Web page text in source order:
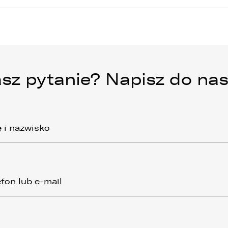
pytanie? Napisz do